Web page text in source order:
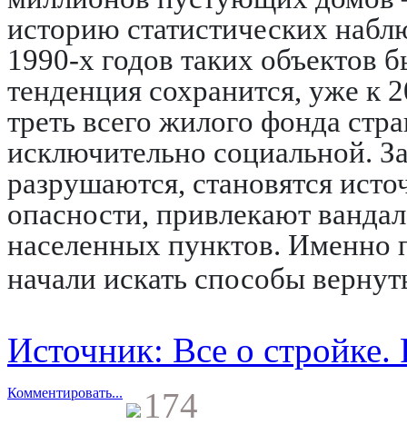
историю статистических
1990-х годов таких объектов
тенденция сохранится, уже к
треть всего жилого фонда
исключительно социальной.
разрушаются, становятся
опасности, привлекают
населенных пунктов. Именно
начали искать способы
Источник: Все о
Комментировать... 174